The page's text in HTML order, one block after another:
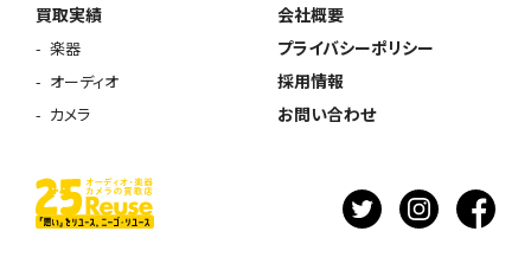
買取実績
楽器
オーディオ
カメラ
会社概要
プライバシーポリシー
採用情報
お問い合わせ